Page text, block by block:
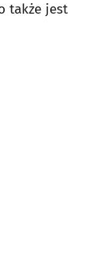
także jest